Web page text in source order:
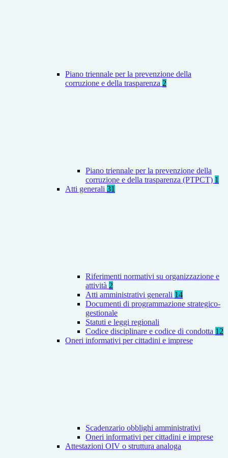
Piano triennale per la prevenzione della
corruzione e della trasparenza 2
Piano triennale per la prevenzione della
corruzione e della trasparenza (PTPCT) 1
Atti generali 31
Riferimenti normativi su organizzazione e
attività 2
Atti amministrativi generali 14
Documenti di programmazione strategico-
gestionale
Statuti e leggi regionali
Codice disciplinare e codice di condotta 12
Oneri informativi per cittadini e imprese
Scadenzario obblighi amministrativi
Oneri informativi per cittadini e imprese
Attestazioni OIV o struttura analoga